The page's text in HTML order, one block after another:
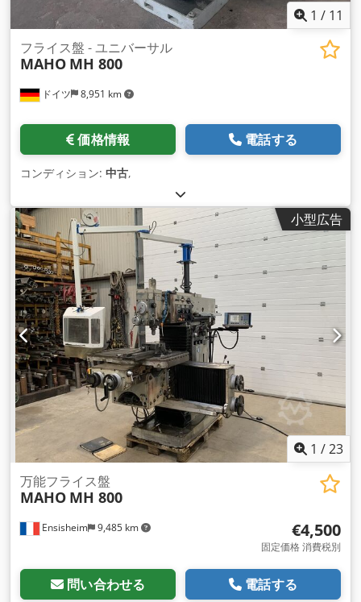
1 / 11
ドイツ 8,951 km
フライス盤 - ユニバーサル
MAHO MH 800
価格情報 電話する
コンディション: 中古,
小型広告
1 /23
Ensisheim 9,485 km
万能フライス盤
MAHO MH 800
€4,500
固定価格 消費税別
問い合わせる 電話する